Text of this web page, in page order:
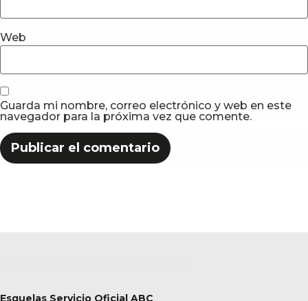
Web
Guarda mi nombre, correo electrónico y web en este
navegador para la próxima vez que comente.
Esquelas Servicio Oficial ABC